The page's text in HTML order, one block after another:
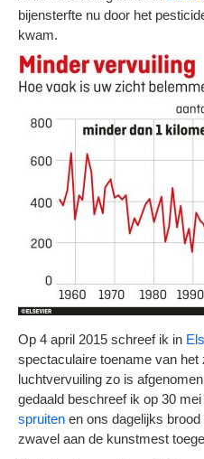
bijensterfte nu door het
kwam.
Op 4 april 2015 schreef ik in
spectaculaire toename van
luchtvervuiling zo is
gedaald beschreef ik op 30
spruiten en ons dagelijks
zwavel aan de kunstmest